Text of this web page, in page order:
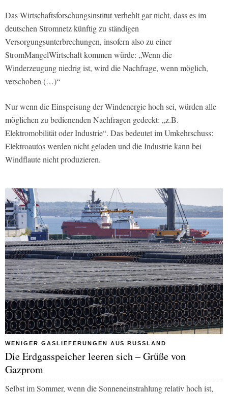
Das Wirtschaftsforschungsinstitut verhehlt gar nicht, dass es im
deutschen Stromnetz künftig zu ständigen
Versorgungsunterbrechungen, insofern also zu einer
StromMangelWirtschaft kommen würde: „Wenn die
Winderzeugung niedrig ist, wird die Nachfrage, wenn möglich,
verschoben (…)“
Nur wenn die Einspeisung der Windenergie hoch sei, würden alle
möglichen zu bedienenden Nachfragen gedeckt: „z.B.
Elektromobilität oder Industrie“. Das bedeutet im Umkehrschuss:
Elektroautos werden nicht geladen und die Industrie kann bei
Windflaute nicht produzieren.
WENIGER GASLIEFERUNGEN AUS RUSSLAND
Die Erdgasspeicher leeren sich – Grüße von
Gazprom
Selbst im Sommer, wenn die Sonneneinstrahlung relativ hoch ist,